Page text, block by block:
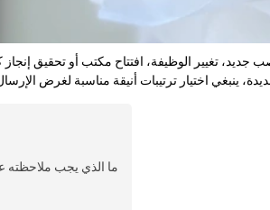
جديد، تغيير الوظيفة، افتتاح مكتب أو تحقيق
ما الذي يجب ملاحظته